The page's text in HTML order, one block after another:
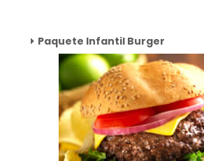
Paquete Infantil Burger